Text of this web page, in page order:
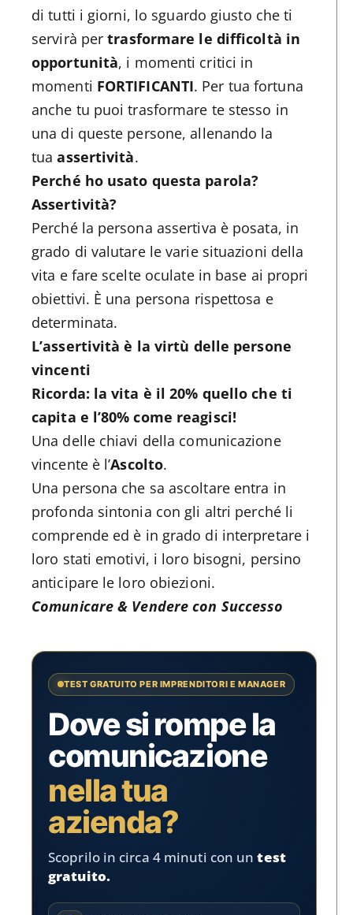
di tutti i giorni, lo sguardo giusto che ti
servirà pertrasformare le difficoltà in
opportunità, i momenti critici in
momenti FORTIFICANTI. Per tua fortuna
anche tu puoi trasformare te stesso in
una di queste persone, allenando la
tuaassertività.
Perché ho usato questa parola?
Assertività?
Perché la persona assertiva è posata, in
grado di valutare le varie situazioni della
vita e fare scelte oculate in base ai propri
obiettivi. È una persona rispettosa e
determinata.
L’assertività è la virtù delle persone
vincenti
Ricorda: la vita è il 20% quello che ti
capita e l’80% come reagisci!
Una delle chiavi della comunicazione
vincente è l’Ascolto.
Una persona che sa ascoltare entra in
profonda sintonia con gli altri perché li
comprende ed è in grado di interpretare i
loro stati emotivi, i loro bisogni, persino
anticipare le loro obiezioni.
Comunicare & Vendere con Successo
TEST GRATUITO PER IMPRENDITORI E MANAGER
Dove si rompe la
comunicazione
nella tua
azienda?
Scoprilo in circa 4 minuti con untest
gratuito.